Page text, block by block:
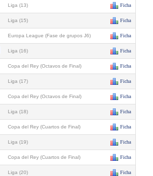
Liga (13) Ficha
Liga (15) Ficha
Europa League (Fase de grupos J6) Ficha
Liga (16) Ficha
Copa del Rey (Octavos de Final) Ficha
Liga (17) Ficha
Copa del Rey (Octavos de Final) Ficha
Liga (18) Ficha
Copa del Rey (Cuartos de Final) Ficha
Liga (19) Ficha
Copa del Rey (Cuartos de Final) Ficha
Liga (20) Ficha